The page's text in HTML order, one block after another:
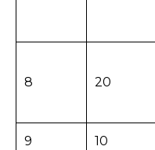
8 20
9 10